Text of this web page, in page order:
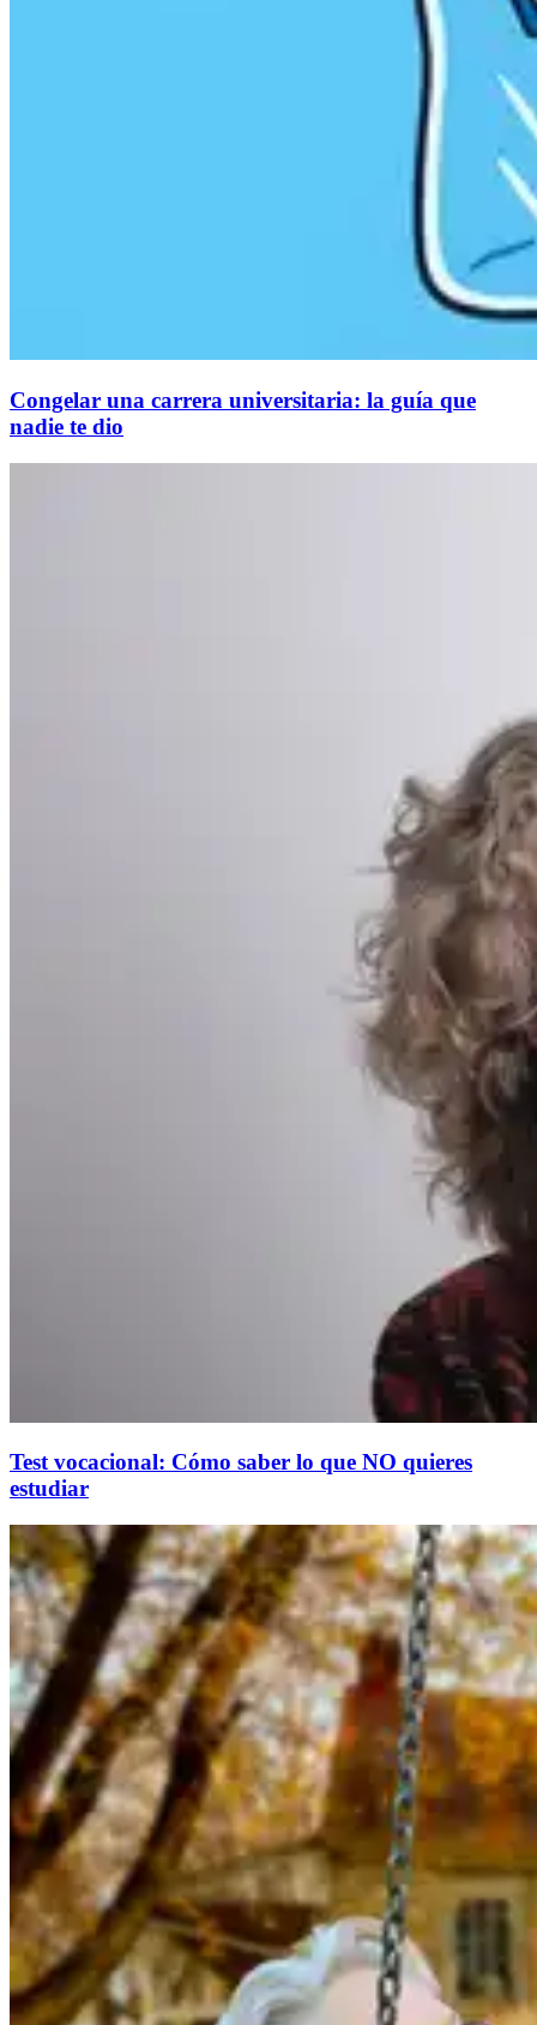
Congelar una carrera universitaria: la guía que
nadie te dio
Test vocacional: Cómo saber lo que NO quieres
estudiar